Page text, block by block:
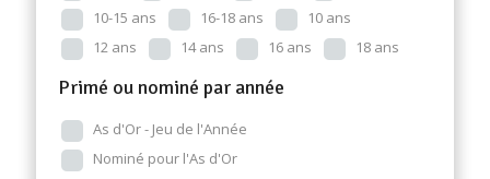
10-15 ans
16-18 ans
10 ans
12 ans
14 ans 16 ans 18 ans
Primé ou nominé par année
As d'Or - Jeu de l'Année
Nominé pour l'As d'Or